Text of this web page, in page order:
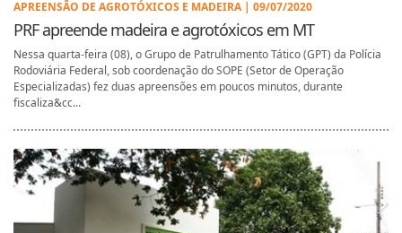
APREENSÃO DE AGROTÓXICOS E MADEIRA | 09/07/2020
PRF apreende madeira e agrotóxicos em MT
Nessa quarta-feira (08), o Grupo de Patrulhamento Tático (GPT) da Polícia
Rodoviária Federal, sob coordenação do SOPE (Setor de Operação
Especializadas) fez duas apreensões em poucos minutos, durante
fiscaliza&cc...